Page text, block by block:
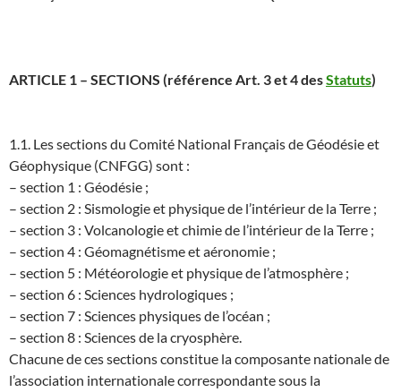
ARTICLE 1 – SECTIONS (référence Art. 3 et 4 desStatuts)
1.1. Les sections du Comité National Français de Géodésie et
Géophysique (CNFGG) sont :
– section 1 : Géodésie ;
– section 2 : Sismologie et physique de l’intérieur de la Terre ;
– section 3 : Volcanologie et chimie de l’intérieur de la Terre ;
– section 4 : Géomagnétisme et aéronomie ;
– section 5 : Météorologie et physique de l’atmosphère ;
– section 6 : Sciences hydrologiques ;
– section 7 : Sciences physiques de l’océan ;
– section 8 : Sciences de la cryosphère.
Chacune de ces sections constitue la composante nationale de
l’association internationale correspondante sous la